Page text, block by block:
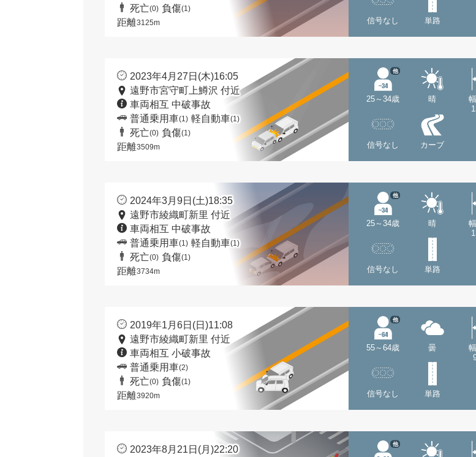
死亡(0) 負傷(1)
距離3125m 信号なし 単路
2023年4月27日(木)16:05
遠野市宮守町上鱒沢 付近
車両相互 中破事故
普通乗用車(1) 軽自動車(1)
死亡(0) 負傷(1)
距離3509m
25～34歳
他
晴
信号なし カーブ
2024年3月9日(土)18:35
遠野市綾織町新里 付近
車両相互 中破事故
普通乗用車(1) 軽自動車(1)
死亡(0) 負傷(1)
距離3734m
25～34歳
他
晴
信号なし 単路
2019年1月6日(日)11:08
遠野市綾織町新里 付近
車両相互 小破事故
普通乗用車(2)
死亡(0) 負傷(1)
距離3920m
55～64歳
他
曇
信号なし 単路
2023年8月21日(月)22:20
他